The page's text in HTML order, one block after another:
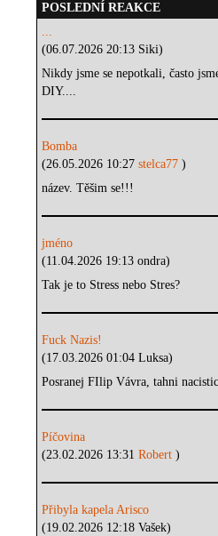
POSLEDNÍ REAKCE
...
(06.07.2026 20:13 Siki)
Nikdy jsme se nepotkali, často
DIY....
Bomba
(26.05.2026 10:27stelca77)
název. Těšim se!!!
jméno
(11.04.2026 19:13 ondra)
Tak je to Stress nebo Stres?
Fuck Nazis!
(17.03.2026 01:04 Luksa)
Posranej FIlip Vávra, tahni
Píčovina
(23.02.2026 13:31Robert)
Přibyla kapela Arisco
(19.02.2026 12:18 Vašek)